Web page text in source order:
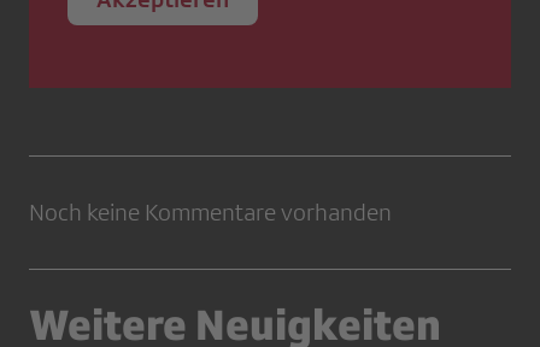
Noch keine Kommentare vorhanden
Weitere Neuigkeiten